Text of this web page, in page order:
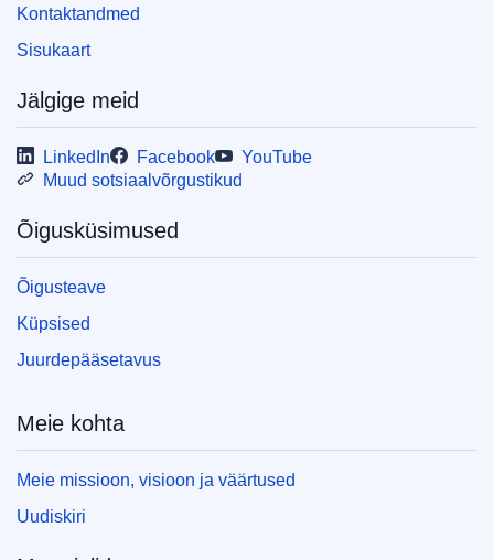
Kontaktandmed
Sisukaart
Jälgige meid
LinkedIn Facebook
YouTube
Muud sotsiaalvõrgustikud
Õigusküsimused
Õigusteave
Küpsised
Juurdepääsetavus
Meie kohta
Meie missioon, visioon ja väärtused
Uudiskiri